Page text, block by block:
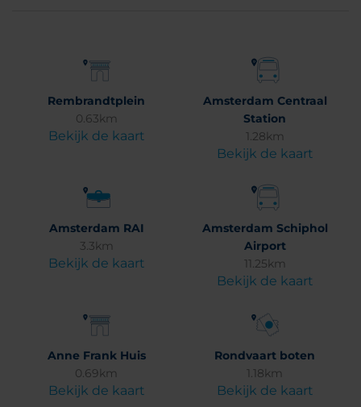
Rembrandtplein
0.63km
Bekijk de kaart
Amsterdam Centraal
Station
1.28km
Bekijk de kaart
Amsterdam RAI
3.3km
Bekijk de kaart
Amsterdam Schiphol
Airport
11.25km
Bekijk de kaart
Anne Frank Huis
0.69km
Bekijk de kaart
Rondvaart boten
1.18km
Bekijk de kaart